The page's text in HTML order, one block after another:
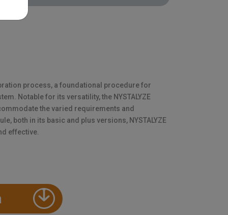
process, a foundational procedure for
Notable for its versatility, the NYSTALYZE
the varied requirements and
both in its basic and plus versions, NYSTALYZE
effective.